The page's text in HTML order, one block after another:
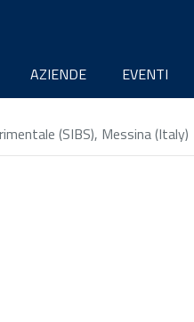
AZIENDE EVENTI
(SIBS), Messina (Italy)